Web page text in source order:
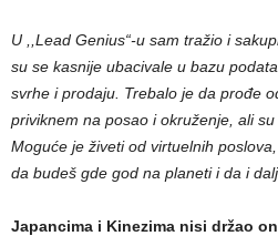
U ,,Lead Genius“-u sam tražio i
su se kasnije ubacivale u bazu
svrhe i prodaju. Trebalo je da prođe
priviknem na posao i okruženje, ali
Moguće je živeti od virtuelnih
da budeš gde god na planeti i da i
Japancima i Kinezima nisi držao